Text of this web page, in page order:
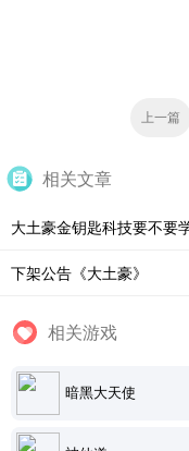
上一篇
相关文章
大土豪金钥匙科技要不要
下架公告《大土豪》
相关游戏
暗黑大天使